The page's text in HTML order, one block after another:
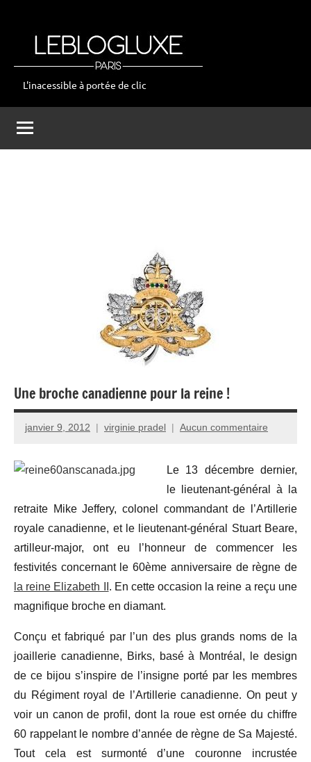
leblogluxe
L'inacessible à portée de clic
Une broche canadienne pour la reine !
janvier 9, 2012 virginie pradel Aucun commentaire
Le 13 décembre dernier,
le lieutenant-général à la
retraite Mike Jeffery, colonel commandant de l’Artillerie
royale canadienne, et le lieutenant-général Stuart Beare,
artilleur-major, ont eu l’honneur de commencer les
festivités concernant le 60ème anniversaire de règne de
la reine Elizabeth II . En cette occasion la reine a reçu une
magnifique broche en diamant.
Conçu et fabriqué par l’un des plus grands noms de la
joaillerie canadienne, Birks, basé à Montréal, le design
de ce bijou s’inspire de l’insigne porté par les membres
du Régiment royal de l’Artillerie canadienne. On peut y
voir un canon de profil, dont la roue est ornée du chiffre
60 rappelant le nombre d’année de règne de Sa Majesté.
Tout cela est surmonté d’une couronne incrustée